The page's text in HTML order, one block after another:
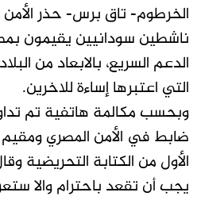
الخرطوم- تاق برس- حذر الأمن
ناشطين سودانيين يقيمون
الدعم السريع، بالابعاد من
التي اعتبرها إساءة للاخرين.
وبحسب مكالمة هاتفية تم
ضابط في الأمن المصري
الأول من الكتابة التحريضية
يجب أن تقعد باحترام والا